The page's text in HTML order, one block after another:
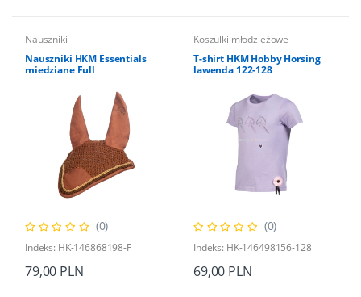
Nauszniki
Nauszniki HKM Essentials
miedziane Full
(0)
Indeks: HK-146868198-F
79,00 PLN
Koszulki młodzieżowe
T-shirt HKM Hobby Horsing
lawenda 122-128
(0)
Indeks: HK-146498156-128
69,00 PLN